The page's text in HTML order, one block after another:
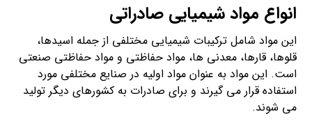
انواع مواد شیمیایی صادراتی
این مواد شامل ترکیبات شیمیایی مختلفی از جمله اسیدها،
قلوها، قارها، معدنی ها، مواد حفاظتی و مواد حفاظتی صنعتی
است. این مواد به عنوان مواد اولیه در صنایع مختلفی مورد
استفاده قرار می گیرند و برای صادرات به کشورهای دیگر تولید
می شوند.